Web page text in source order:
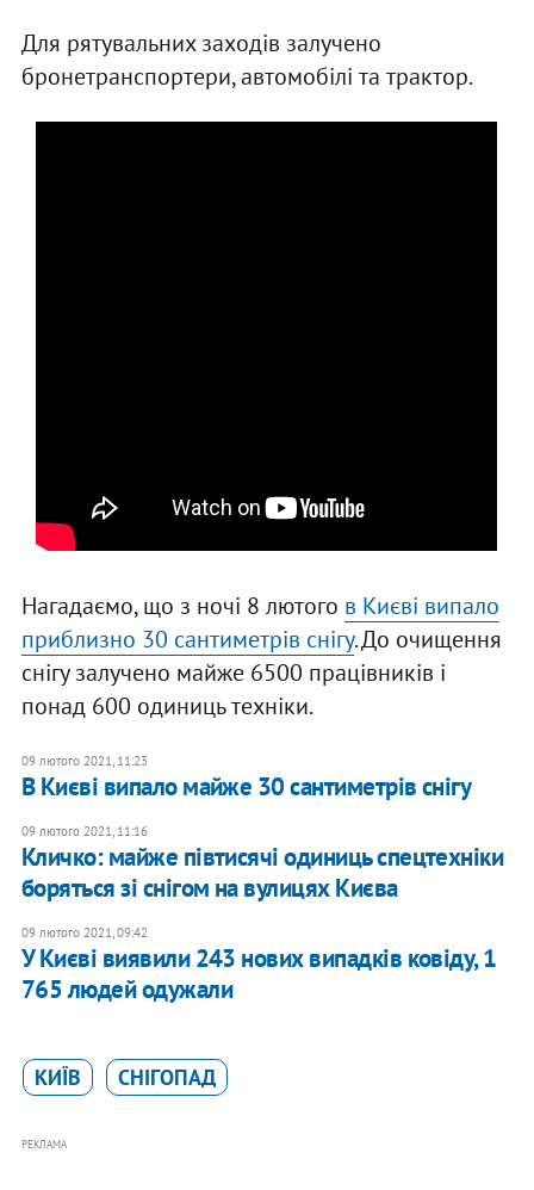
Для рятувальних заходів залучено
бронетранспортери, автомобілі та трактор.
Нагадаємо, що з ночі 8 лютого в Києві випало
приблизно 30 сантиметрів снігу. До очищення
снігу залучено майже 6500 працівників і
понад 600 одиниць техніки.
09 лютого 2021, 11:23
В Києві випало майже 30 сантиметрів снігу
09 лютого 2021, 11:16
Кличко: майже півтисячі одиниць спецтехніки
боряться зі снігом на вулицях Києва
09 лютого 2021, 09:42
У Києві виявили 243 нових випадків ковіду, 1
765 людей одужали
КИЇВ СНІГОПАД
РЕКЛАМА